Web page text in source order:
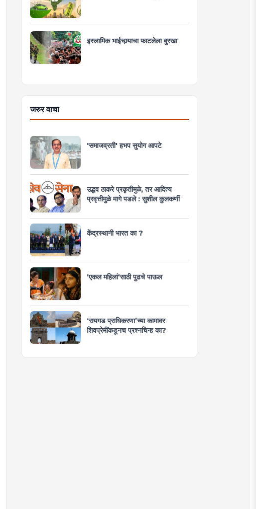
इस्लामिक भाईचार्‍याचा फाटलेला बुरखा
जरुर वाचा
'समाजव्रती' हभप सुयोग आपटे
उद्धव ठाकरे प्रकृतीमुळे, तर आदित्य
प्रवृत्तीमुळे मागे पडले : सुशील कुलकर्णी
केंद्रस्थानी भारत का ?
'एकल महिलां'साठी पुढचे पाऊल
‘रायगड प्राधिकरणा’च्या कामावर
शिवप्रेमींकडूनच प्रश्नचिन्ह का?